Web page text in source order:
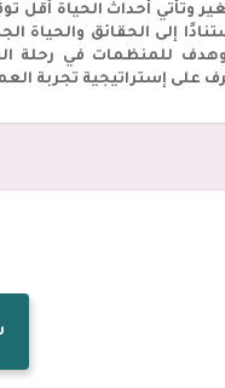
وتأتي أحداث الحياة
إلى الحقائق
للمنظمات في رحلة
على إستراتيجية تجربة